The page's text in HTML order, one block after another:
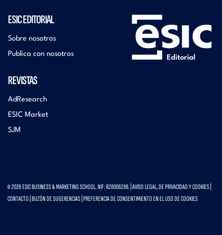
ESIC EDITORIAL
Sobre nosotros
Publica con nosotros
REVISTAS
AdResearch
ESIC Market
SJM
© 2026 ESIC BUSINESS & MARKETING SCHOOL. NIF: R2800828B. | AVISO LEGAL, DE PRIVACIDAD Y COOKIES
CONTACTO BUZÓN DE SUGERENCIAS PREFERENCIA DE CONSENTIMIENTO EN EL USO DE COOKIES